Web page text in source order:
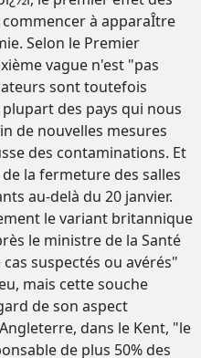
à apparaÎtre
Selon le Premier
vague n'est "pas
sont toutefois
des pays qui nous
de nouvelles mesures
des contaminations. Et
la fermeture des salles
au-delà du 20 janvier.
le variant britannique
le ministre de la Santé
suspectés ou avérés"
mais cette souche
de son aspect
dans le Kent, "le
de plus 50% des